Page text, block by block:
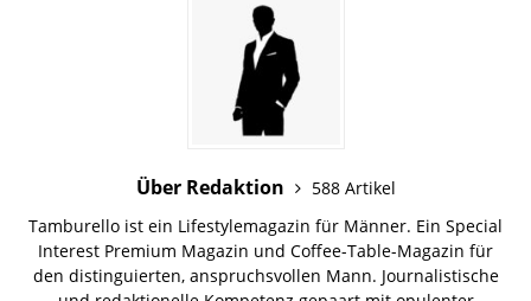
Über Redaktion
588 Artikel
Tamburello ist ein Lifestylemagazin für Männer. Ein Special
Interest Premium Magazin und Coffee-Table-Magazin für
den distinguierten, anspruchsvollen Mann. Journalistische